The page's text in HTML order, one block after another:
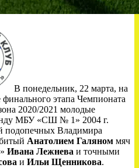
В понедельник, 22 марта, на
этапа Чемпионата
2020/2021 молодые
МБУ «СШ № 1» 2004 г.
подопечных Владимира
Анатолием Галяном мяч
Ивана Лежнева и точными
и Ильи Щенникова.